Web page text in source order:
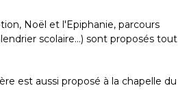
Noël et l'Epiphanie, parcours
scolaire...) sont proposés tout
est aussi proposé à la chapelle du